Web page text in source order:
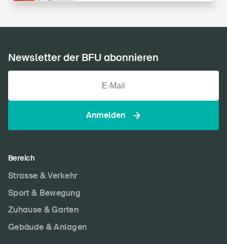
Newsletter der BFU abonnieren
Anmelden
Bereich
Strasse & Verkehr
Sport & Bewegung
Zuhause & Garten
Gebäude & Anlagen